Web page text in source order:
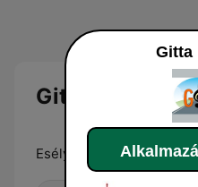
Gitta Rádió
Esélyt adni minden
Gitta